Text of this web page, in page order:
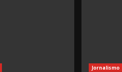
Jornalismo